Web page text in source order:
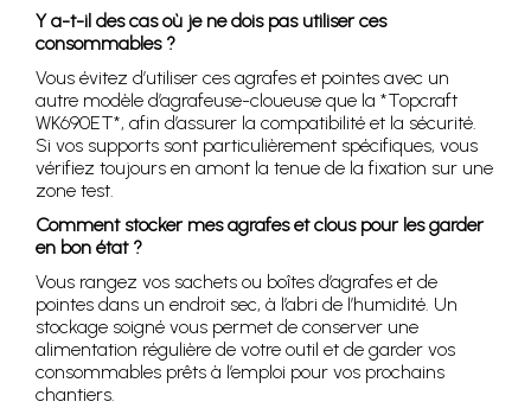
Y a-t-il des cas où je ne dois pas utiliser ces
consommables ?
Vous évitez d’utiliser ces agrafes et pointes avec un
autre modèle d’agrafeuse-cloueuse que la *Topcraft
WK690ET*, afin d’assurer la compatibilité et la sécurité.
Si vos supports sont particulièrement spécifiques, vous
vérifiez toujours en amont la tenue de la fixation sur une
zone test.
Comment stocker mes agrafes et clous pour les garder
en bon état ?
Vous rangez vos sachets ou boîtes d’agrafes et de
pointes dans un endroit sec, à l’abri de l’humidité. Un
stockage soigné vous permet de conserver une
alimentation régulière de votre outil et de garder vos
consommables prêts à l’emploi pour vos prochains
chantiers.